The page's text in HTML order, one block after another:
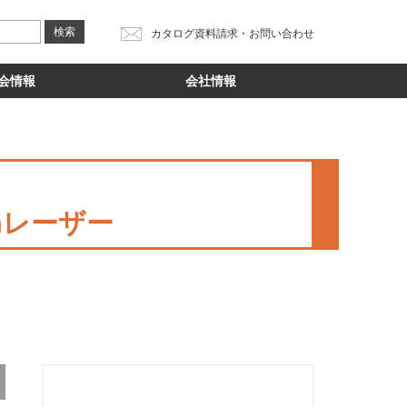
カタログ資料請求・お問い合わせ
情報 会社情報
ーザー